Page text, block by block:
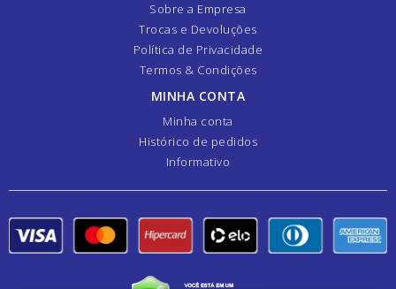
Sobre a Empresa
Trocas e Devoluções
Política de Privacidade
Termos & Condições
MINHA CONTA
Minha conta
Histórico de pedidos
Informativo